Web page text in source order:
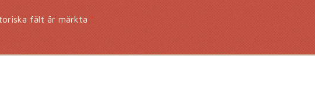
fält är märkta *